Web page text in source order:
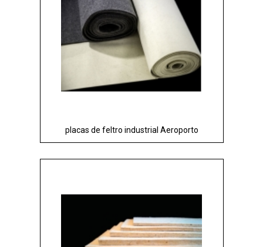
placas de feltro industrial Aeroporto